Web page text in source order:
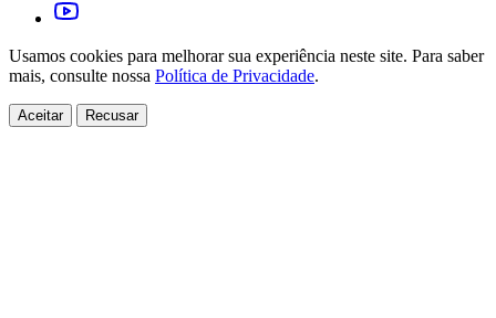
Usamos cookies para melhorar sua experiência neste site. Para saber
mais, consulte nossa Política de Privacidade.
Aceitar Recusar